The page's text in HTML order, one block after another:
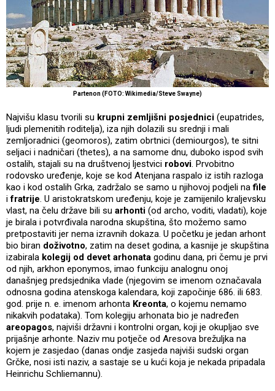
Partenon (FOTO: Wikimedia/Steve Swayne)
Najvišu klasu tvorili su krupni zemljišni posjednici (eupatrides,
ljudi plemenitih roditelja), iza njih dolazili su srednji i mali
zemljoradnici (geomoros), zatim obrtnici (demiourgos), te sitni
seljaci i nadničari (thetes), a na samome dnu, duboko ispod svih
ostalih, stajali su na društvenoj ljestvici robovi. Prvobitno
rodovsko uređenje, koje se kod Atenjana raspalo iz istih razloga
kao i kod ostalih Grka, zadržalo se samo u njihovoj podjeli nafile
ifratrije. U aristokratskom uređenju, koje je zamijenilo kraljevsku
vlast, na čelu države bili su arhonti (od archo, voditi, vladati), koje
je birala i potvrđivala narodna skupština, što možemo samo
pretpostaviti jer nema izravnih dokaza. U početku je jedan arhont
bio biran doživotno, zatim na deset godina, a kasnije je skupština
izabirala kolegij od devet arhonata godinu dana, pri čemu je prvi
od njih, arkhon eponymos, imao funkciju analognu onoj
današnjeg predsjednika vlade (njegovim se imenom označavala
odnosna godina atenskoga kalendara, koji započinje 686. ili 683.
god. prije n. e. imenom arhonta Kreonta, o kojemu nemamo
nikakvih podataka). Tom kolegiju arhonata bio je nadređen
areopagos, najviši državni i kontrolni organ, koji je okupljao sve
prijašnje arhonte. Naziv mu potječe od Aresova brežuljka na
kojem je zasjedao (danas ondje zasjeda najviši sudski organ
Grčke, nosi isti naziv, a sastaje se u kući koja je nekada pripadala
Heinrichu Schliemannu).